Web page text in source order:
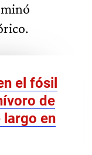
el fósil
de
largo en